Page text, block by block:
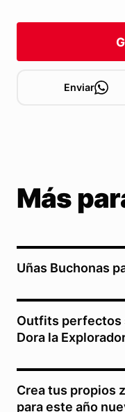
Enviar
Más
Uñas Buchonas
Outfits perfectos
Dora la
Crea tus propios
para este año